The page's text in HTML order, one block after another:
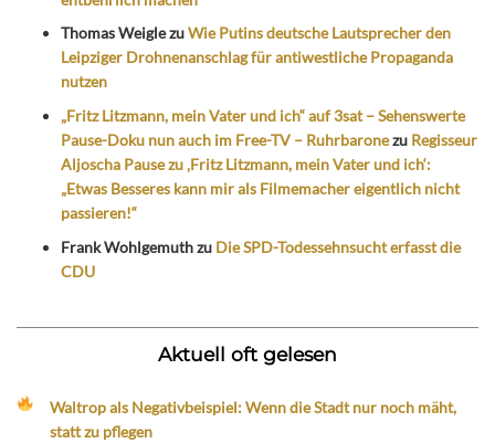
Thomas WeiglezuWie Putins deutsche Lautsprecher den
Leipziger Drohnenanschlag für antiwestliche Propaganda
nutzen
„Fritz Litzmann, mein Vater und ich“ auf 3sat – Sehenswerte
Pause-Doku nun auch im Free-TV – Ruhrbaronezu Regisseur
Aljoscha Pause zu ‚Fritz Litzmann, mein Vater und ich‘:
„Etwas Besseres kann mir als Filmemacher eigentlich nicht
passieren!“
Frank Wohlgemuthzu Die SPD-Todessehnsucht erfasst die
CDU
Aktuell oft gelesen
Waltrop als Negativbeispiel: Wenn die Stadt nur noch mäht,
statt zu pflegen